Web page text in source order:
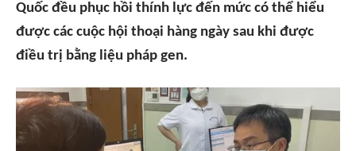
Quốc đều phục hồi thính lực đến mức có thể hiểu
được các cuộc hội thoại hàng ngày sau khi được
điều trị bằng liệu pháp gen.